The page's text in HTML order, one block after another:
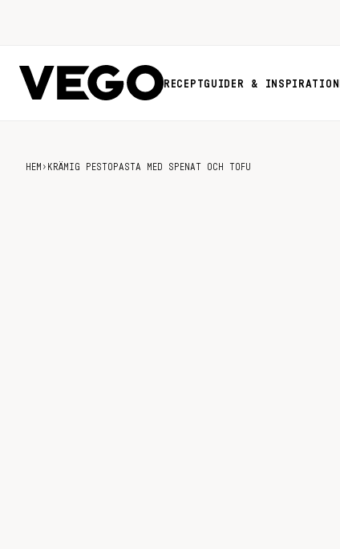
RECEPTGUIDER & INSPIRATION
HEM › KRÄMIG PESTOPASTA MED SPENAT OCH TOFU